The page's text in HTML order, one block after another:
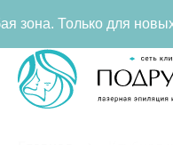
Лазерная